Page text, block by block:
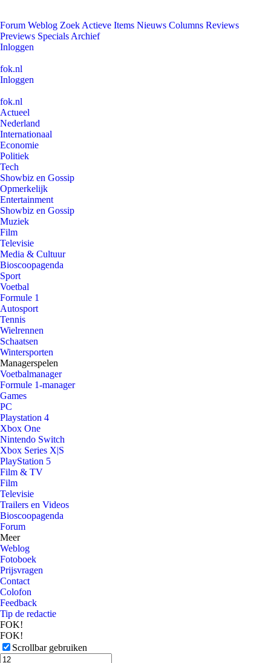
Forum Weblog Zoek Actieve Items Nieuws Columns Reviews
Previews Specials Archief
Inloggen
fok.nl
Inloggen
fok.nl
Actueel
Nederland
Internationaal
Economie
Politiek
Tech
Showbiz en Gossip
Opmerkelijk
Entertainment
Showbiz en Gossip
Muziek
Film
Televisie
Media & Cultuur
Bioscoopagenda
Sport
Voetbal
Formule 1
Autosport
Tennis
Wielrennen
Schaatsen
Wintersporten
Managerspelen
Voetbalmanager
Formule 1-manager
Games
PC
Playstation 4
Xbox One
Nintendo Switch
Xbox Series X|S
PlayStation 5
Film & TV
Film
Televisie
Trailers en Videos
Bioscoopagenda
Forum
Meer
Weblog
Fotoboek
Prijsvragen
Contact
Colofon
Feedback
Tip de redactie
FOK!
FOK!
Scrollbar gebruiken